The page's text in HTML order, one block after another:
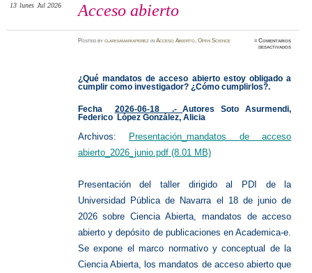
Acceso abierto
13 lunes Jul 2026
Postedbyclarisamariaperez inAcceso Abierto,Open Science ≈Comentarios
desactivadosen
¿Qué mandatos de acceso abierto estoy obligado a
cumplir como investigador? ¿Cómo cumplirlos?.
Fecha 2026-06-18 .-AutoresSoto Asurmendi,
Federico López González, Alicia
Archivos:
Presentación_mandatos de acceso
abierto_2026_junio.pdf(8.01 MB)
Presentación del taller dirigido al PDI de la
Universidad Pública de Navarra el 18 de junio de
2026 sobre Ciencia Abierta, mandatos de acceso
abierto y depósito de publicaciones en Academica-e.
Se expone el marco normativo y conceptual de la
Ciencia Abierta, los mandatos de acceso abierto que